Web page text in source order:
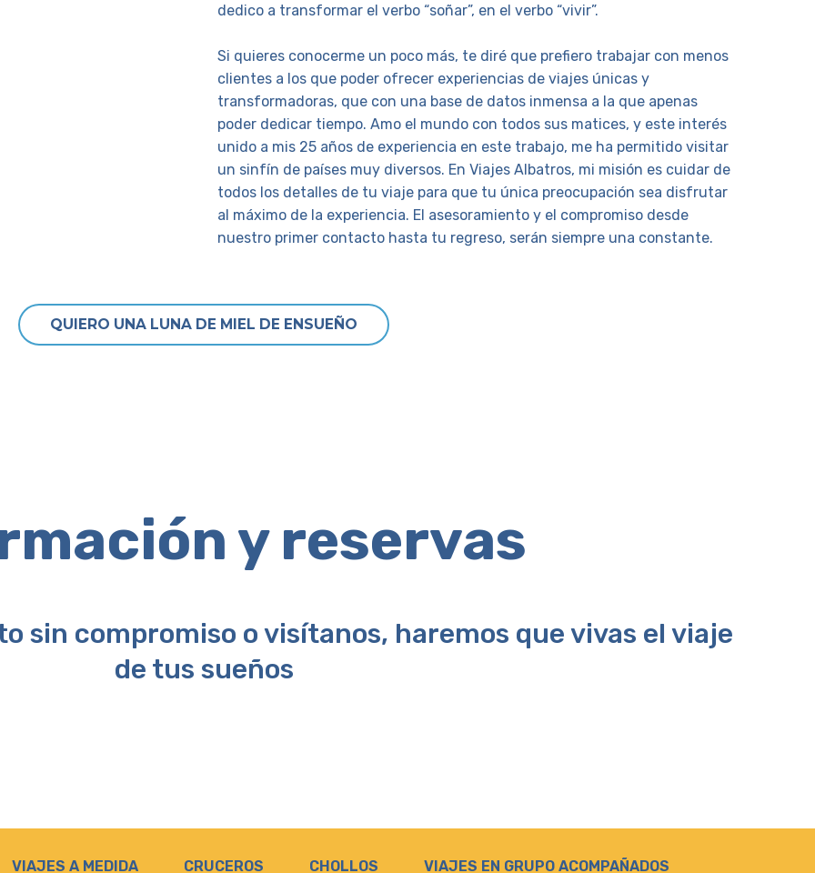
dedico a transformar el verbo “soñar”, en el verbo “vivir”.
Si quieres conocerme un poco más, te diré que prefiero trabajar con menos
clientes a los que poder ofrecer experiencias de viajes únicas y
transformadoras, que con una base de datos inmensa a la que apenas
poder dedicar tiempo. Amo el mundo con todos sus matices, y este interés
unido a mis 25 años de experiencia en este trabajo, me ha permitido visitar
un sinfín de países muy diversos. En Viajes Albatros, mi misión es cuidar de
todos los detalles de tu viaje para que tu única preocupación sea disfrutar
al máximo de la experiencia. El asesoramiento y el compromiso desde
nuestro primer contacto hasta tu regreso, serán siempre una constante.
QUIERO UNA LUNA DE MIEL DE ENSUEÑO
y reservas
sin compromiso o visítanos, haremos que vivas el viaje
de tus sueños
VIAJES A MEDIDA CRUCEROS CHOLLOS VIAJES EN GRUPO ACOMPAÑADOS